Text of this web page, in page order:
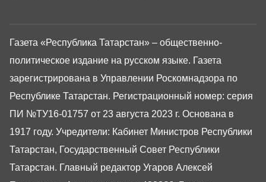
Газета «Республика Татарстан» – общественно-
политическое издание на русском языке. Газета
зарегистрирована в Управлении Роскомнадзора по
Республике Татарстан. Регистрационный номер: серия
ПИ №ТУ16-01757 от 23 августа 2023 г. Основана в
1917 году. Учредители: Кабинет Министров Республики
Татарстан, Государственный Совет Республики
Татарстан. Главный редактор Угаров Алексей